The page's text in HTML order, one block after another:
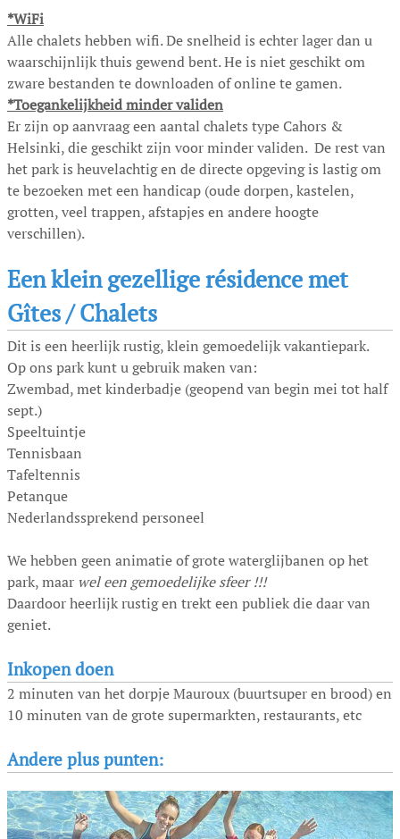
*WiFi
Alle chalets hebben wifi. De snelheid is echter lager dan u
waarschijnlijk thuis gewend bent. He is niet geschikt om
zware bestanden te downloaden of online te gamen.
*Toegankelijkheid minder validen
Er zijn op aanvraag een aantal chalets type Cahors &
Helsinki, die geschikt zijn voor minder validen. De rest van
het park is heuvelachtig en de directe opgeving is lastig om
te bezoeken met een handicap (oude dorpen, kastelen,
grotten, veel trappen, afstapjes en andere hoogte
verschillen).
Een klein gezellige résidence met
Gîtes / Chalets
Dit is een heerlijk rustig, klein gemoedelijk vakantiepark.
Op ons park kunt u gebruik maken van:
Zwembad, met kinderbadje (geopend van begin mei tot half
sept.)
Speeltuintje
Tennisbaan
Tafeltennis
Petanque
Nederlandssprekend personeel
We hebben geen animatie of grote waterglijbanen op het
park, maar wel een gemoedelijke sfeer !!!
Daardoor heerlijk rustig en trekt een publiek die daar van
geniet.
Inkopen doen
2 minuten van het dorpje Mauroux (buurtsuper en brood) en
10 minuten van de grote supermarkten, restaurants, etc
Andere plus punten: